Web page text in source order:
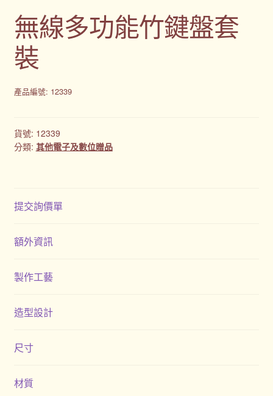
無線多功能竹鍵盤套
裝
產品編號: 12339
貨號: 12339
分類: 其他電子及數位贈品
提交詢價單
額外資訊
製作工藝
造型設計
尺寸
材質